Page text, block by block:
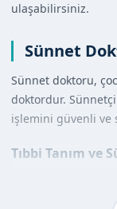
ulaşabilirsiniz.
Sünnet
Sünnet doktoru,
doktordur.
işlemini güvenli ve
Tıbbi Tanım ve
çıkarılmasıdır.